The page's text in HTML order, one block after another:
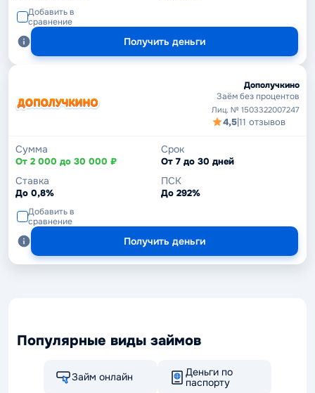
Добавить в
сравнение
Получить деньги
Дополучкино
Заём без процентов
Лиц. № 1503322007247
4,5|11 отзывов
Сумма
От 2 000 до 30 000 ₽
Срок
От 7 до 30 дней
Ставка
До 0,8%
ПСК
До 292%
Добавить в
сравнение
Получить деньги
Популярные виды займов
Займ онлайн
Деньги по
паспорту